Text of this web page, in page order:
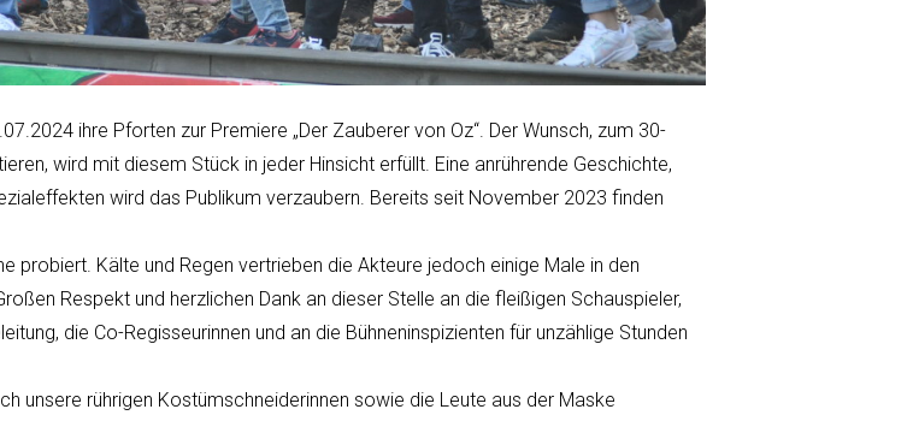
ihre Pforten zur Premiere „Der Zauberer von Oz“. Der Wunsch, zum 30-
wird mit diesem Stück in jeder Hinsicht erfüllt. Eine anrührende Geschichte,
wird das Publikum verzaubern. Bereits seit November 2023 finden
probiert. Kälte und Regen vertrieben die Akteure jedoch einige Male in den
Respekt und herzlichen Dank an dieser Stelle an die fleißigen Schauspieler,
die Co-Regisseurinnen und an die Bühneninspizienten für unzählige Stunden
unsere rührigen Kostümschneiderinnen sowie die Leute aus der Maske